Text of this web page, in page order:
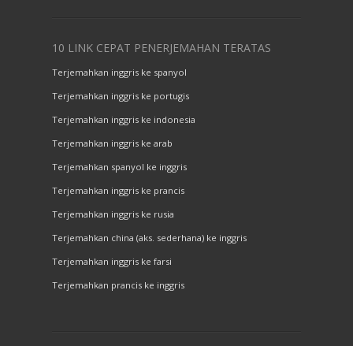
10 LINK CEPAT PENERJEMAHAN TERATAS
Terjemahkan inggris ke spanyol
Terjemahkan inggris ke portugis
Terjemahkan inggris ke indonesia
Terjemahkan inggris ke arab
Terjemahkan spanyol ke inggris
Terjemahkan inggris ke prancis
Terjemahkan inggris ke rusia
Terjemahkan china (aks. sederhana) ke inggris
Terjemahkan inggris ke farsi
Terjemahkan prancis ke inggris